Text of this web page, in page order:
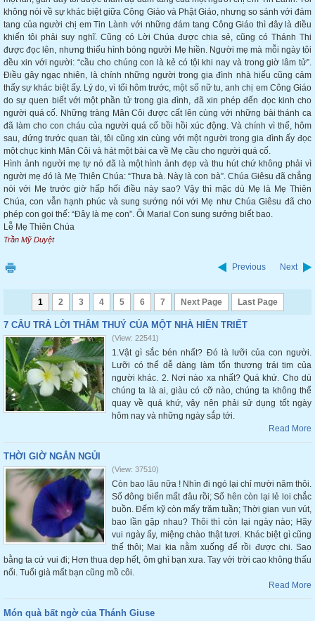
không nói về sự khác biệt giữa Công Giáo và Phật Giáo, nhưng so sánh với đám
tang của người chị em Tin Lành với những đám tang Công Giáo thì đây là điều
khiến tôi phải suy nghĩ. Cũng có Lời Chúa được chia sẻ, cũng có Thánh Thi
được đọc lên, nhưng thiếu hình bóng người Mẹ hiền. Người mẹ mà mỗi ngày tôi
đều xin với người: “cầu cho chúng con là kẻ có tội khi nay và trong giờ lâm tử”.
Điều gây ngạc nhiên, là chính những người trong gia đình nhà hiếu cũng cảm
thấy sự khác biệt ấy. Lý do, vì tối hôm trước, một số nữ tu, anh chị em Công Giáo
do sự quen biết với một phần tử trong gia đình, đã xin phép đến đọc kinh cho
người quá cố. Những tràng Mân Côi được cất lên cùng với những bài thánh ca
đã làm cho con cháu của người quá cố bồi hồi xúc động. Và chính vì thế, hôm
sau, đứng trước quan tài, tôi cũng xin cùng với một người trong gia đình ấy đọc
một chục kinh Mân Côi và hát một bài ca về Mẹ cầu cho người quá cố.
Hình ảnh người mẹ tự nó đã là một hình ảnh đẹp và thu hút chứ không phải vì
người mẹ đó là Mẹ Thiên Chúa: “Thưa bà. Này là con bà”. Chúa Giêsu đã chẳng
nói với Mẹ trước giờ hấp hối điều này sao? Vậy thì mặc dù Mẹ là Mẹ Thiên
Chúa, con vẫn hạnh phúc và sung sướng nói với Mẹ như Chúa Giêsu đã cho
phép con gọi thế: “Đây là mẹ con”. Ôi Maria! Con sung sướng biết bao.
Lễ Mẹ Thiên Chúa
Trần Mỹ Duyệt
Previous Next
1 2 3 4 5 6 7 Next Page Last Page
7 CÂU TRẢ LỜI THÂM THUÝ CỦA MỘT NHÀ HIỀN TRIẾT
(View: 22541)
1.Vật gì sắc bén nhất? Đó là lưỡi của con người.
Lưỡi có thể dễ dàng làm tổn thương trái tim của
người khác. 2. Nơi nào xa nhất? Quá khứ. Cho dù
chúng ta là ai, giàu có cỡ nào, chúng ta không thể
quay về quá khứ, vậy nên phải sử dụng tốt ngày
hôm nay và những ngày sắp tới.
Read More
THỜI GIỜ NGẮN NGỦI
(View: 37510)
Còn bao lâu nữa ! Nhìn đi ngó lại chỉ mười năm thôi.
Số đông biến mất đâu rồi; Số hên còn lại lẻ loi chắc
buồn. Đếm kỹ còn mấy trăm tuần; Thời gian vun vút,
bao lần gặp nhau? Thôi thì còn lại ngày nào; Hãy
vui ngày ấy, miệng chào thật tươi. Khác biệt gì cũng
thế thôi; Mai kia nằm xuống để rồi được chi. Sao
bằng ta cứ vui đi; Hơn thua dẹp hết, ôm ghì bạn xưa. Tay với trời cao không thấu
nổi. Tuổi già mất bạn cũng mồ côi.
Read More
Món quà bất ngờ của Thánh Giuse